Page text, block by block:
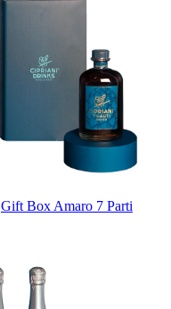
Gift Box Amaro 7 Parti